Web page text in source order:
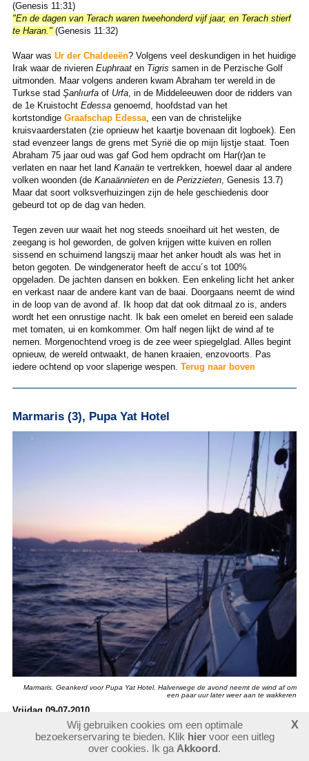
(Genesis 11:31)
"En de dagen van Terach waren tweehonderd vijf jaar, en Terach stierf
te Haran." (Genesis 11:32)
Waar was Ur der Chaldeeën? Volgens veel deskundigen in het huidige
Irak waar de rivieren Euphraaten Tigris samen in de Perzische Golf
uitmonden. Maar volgens anderen kwam Abraham ter wereld in de
Turkse stad Şanlıurfaof Urfa, in de Middeleeuwen door de ridders van
de 1e Kruistocht Edessa genoemd, hoofdstad van het
kortstondige Graafschap Edessa, een van de christelijke
kruisvaarderstaten (zie opnieuw het kaartje bovenaan dit logboek). Een
stad evenzeer langs de grens met Syrië die op mijn lijstje staat. Toen
Abraham 75 jaar oud was gaf God hem opdracht om Har(r)an te
verlaten en naar het land Kanaänte vertrekken, hoewel daar al andere
volken woonden (de Kanaännietenen de Perizzieten, Genesis 13.7)
Maar dat soort volksverhuizingen zijn de hele geschiedenis door
gebeurd tot op de dag van heden.
Tegen zeven uur waait het nog steeds snoeihard uit het westen, de
zeegang is hol geworden, de golven krijgen witte kuiven en rollen
sissend en schuimend langszij maar het anker houdt als was het in
beton gegoten. De windgenerator heeft de accu´s tot 100%
opgeladen. De jachten dansen en bokken. Een enkeling licht het anker
en verkast naar de andere kant van de baai. Doorgaans neemt de wind
in de loop van de avond af. Ik hoop dat dat ook ditmaal zo is, anders
wordt het een onrustige nacht. Ik bak een omelet en bereid een salade
met tomaten, ui en komkommer. Om half negen lijkt de wind af te
nemen. Morgenochtend vroeg is de zee weer spiegelglad. Alles begint
opnieuw, de wereld ontwaakt, de hanen kraaien, enzovoorts. Pas
iedere ochtend op voor slaperige wespen. Terug naar boven
Marmaris (3), Pupa Yat Hotel
Marmaris. Geankerd voor Pupa Yat Hotel. Halverwege de avond neemt de wind af om
een paar uur later weer aan te wakkeren
Vrijdag 09-07-2010
Van slapen komt vannacht niet veel terecht. Aanvankelijk neemt de
harde westenwind inderdaad wat af (foto hierboven) maar tegen elf uur
begint hij weer te jakkeren en doet het schip achter zijn anker
Wij gebruiken cookies om een optimale
bezoekerservaring te bieden. Klik hiervoor een uitleg
over cookies. Ik ga Akkoord.
X